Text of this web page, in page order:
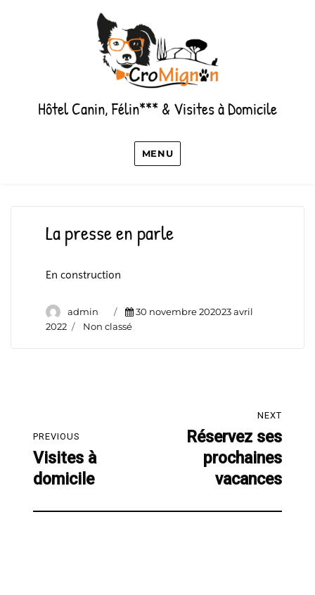
Hôtel Canin, Félin*** & Visites à Domicile
MENU
La presse en parle
En construction
Author
admin
Posted
30 novembre 202023 avril
2022
Categories
Non classé
de
l’article
PREVIOUS
Previous
post:
Visites à
domicile
NEXT
Réservez ses
prochaines
vacances